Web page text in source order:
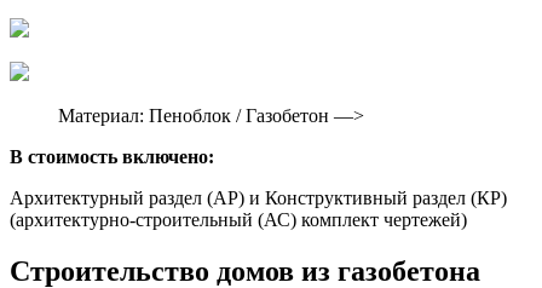
Материал: Пеноблок / Газобетон —>
В стоимость включено:
Архитектурный раздел (АР) и Конструктивный раздел (КР)
(архитектурно-строительный (АС) комплект чертежей)
Строительство домов из газобетона